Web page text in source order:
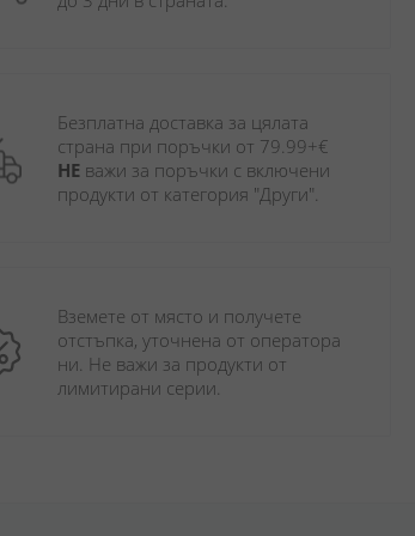
Безплатна доставка за цялата
НЕ важи за поръчки с включени
продукти от категория "Други".
Вземете от място и получете
отстъпка, уточнена от оператора
ни. Не важи за продукти от
лимитирани серии.